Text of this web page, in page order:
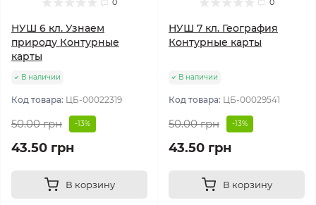
0
НУШ 6 кл. Узнаем
природу Контурные
карты
В наличии
Код товара: ЦБ-00022319
50.00 грн -13%
43.50 грн
В корзину
0
НУШ 7 кл. География
Контурные карты
В наличии
Код товара: ЦБ-00029541
50.00 грн -13%
43.50 грн
В корзину